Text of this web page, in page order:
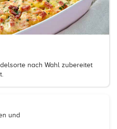
nach Wahl zubereitet
und